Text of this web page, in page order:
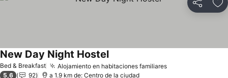
Compartir
Bed & Breakfast Alojamiento en habitaciones familiaresVer precios
New Day Night HostelVer precios
5,6 92 a 1.9 km de: Centro de la ciudad